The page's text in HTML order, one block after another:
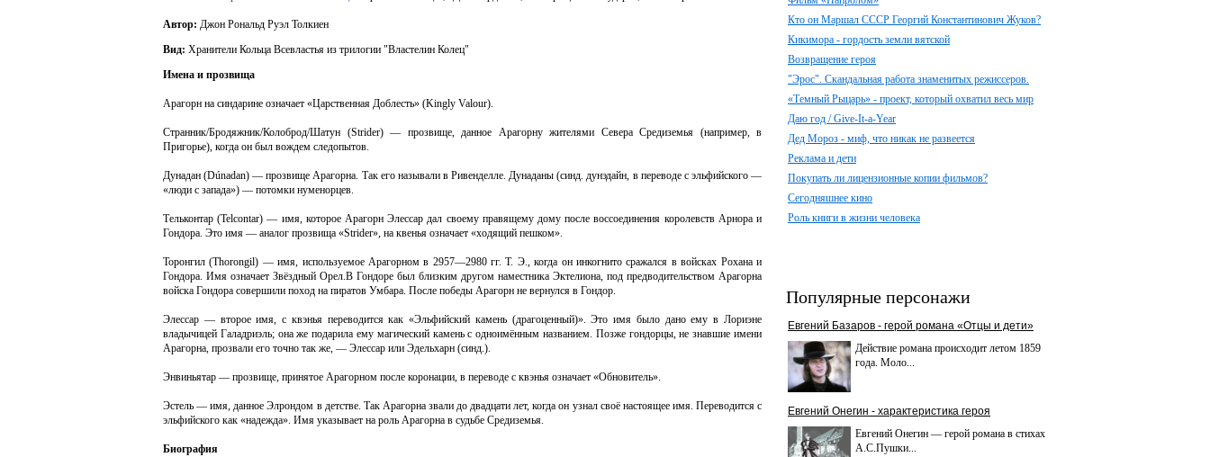
Автор: Джон Рональд Руэл Толкиен
Вид: Хранители Кольца Всевластья из трилогии "Властелин Колец"
Имена и прозвища
Арагорн на синдарине означает «Царственная Доблесть» (Kingly Valour).
Странник/Бродяжник/Колоброд/Шатун (Strider) — прозвище, данное Арагорну жителями Севера Средиземья (например, в
Пригорье), когда он был вождем следопытов.
Дунадан (Dúnadan) — прозвище Арагорна. Так его называли в Ривенделле. Дунаданы (синд. дунэдайн, в переводе с эльфийского —
«люди с запада») — потомки нуменорцев.
Тельконтар (Telcontar) — имя, которое Арагорн Элессар дал своему правящему дому после воссоединения королевств Арнора и
Гондора. Это имя — аналог прозвища «Strider», на квенья означает «ходящий пешком».
Торонгил (Thorongil) — имя, используемое Арагорном в 2957—2980 гг. Т. Э., когда он инкогнито сражался в войсках Рохана и
Гондора. Имя означает Звёздный Орел.В Гондоре был близким другом наместника Эктелиона, под предводительством Арагорна
войска Гондора совершили поход на пиратов Умбара. После победы Арагорн не вернулся в Гондор.
Элессар — второе имя, с квэнья переводится как «Эльфийский камень (драгоценный)». Это имя было дано ему в Лориэне
владычицей Галадриэль; она же подарила ему магический камень с одноимённым названием. Позже гондорцы, не знавшие имени
Арагорна, прозвали его точно так же, — Элессар или Эдельхарн (синд.).
Энвиньятар — прозвище, принятое Арагорном после коронации, в переводе с квэнья означает «Обновитель».
Эстель — имя, данное Элрондом в детстве. Так Арагорна звали до двадцати лет, когда он узнал своё настоящее имя. Переводится с
эльфийского как «надежда». Имя указывает на роль Арагорна в судьбе Средиземья.
Биография
Кто он Маршал СССР Георгий Константинович Жуков?
Кикимора - гордость земли вятской
Возвращение героя
"Эрос". Скандальная работа знаменитых режиссеров.
«Темный Рыцарь» - проект, который охватил весь мир
Даю год / Give-It-a-Year
Дед Мороз - миф, что никак не развеется
Реклама и дети
Покупать ли лицензионные копии фильмов?
Сегодняшнее кино
Роль книги в жизни человека
Популярные персонажи
Евгений Базаров - герой романа «Отцы и дети»
Действие романа происходит летом 1859
года. Моло...
Евгений Онегин - характеристика героя
Евгений Онегин — герой романа в стихах
А.С.Пушки...